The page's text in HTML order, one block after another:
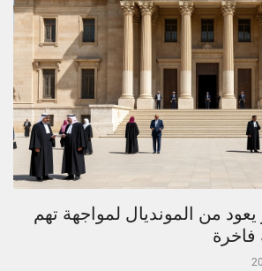
من المونديال لمواجهة تهم
فاخرة